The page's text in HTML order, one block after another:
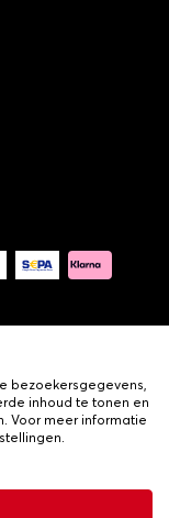
en cookiebeleid
bezoekersgegevens,
inhoud te tonen en
Voor meer informatie